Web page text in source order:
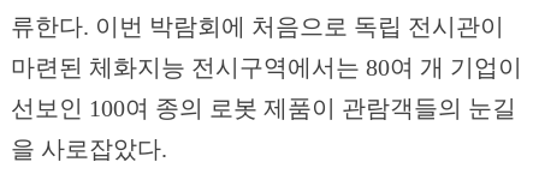
류한다. 이번 박람회에 처음으로 독립 전시관이
마련된 체화지능 전시구역에서는 80여 개 기업이
선보인 100여 종의 로봇 제품이 관람객들의 눈길
을 사로잡았다.